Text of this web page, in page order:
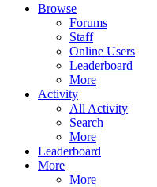
Browse
Forums
Staff
Online Users
Leaderboard
More
Activity
All Activity
Search
More
Leaderboard
More
More